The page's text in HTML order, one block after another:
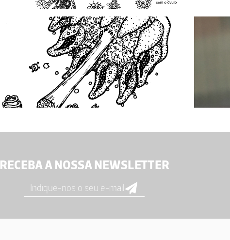
RECEBA A NOSSA NEWSLETTER